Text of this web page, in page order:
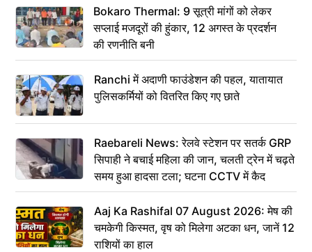
Bokaro Thermal: 9 सूत्री मांगों को लेकर
सप्लाई मजदूरों की हुंकार, 12 अगस्त के प्रदर्शन
की रणनीति बनी
Ranchi में अदाणी फाउंडेशन की पहल, यातायात
पुलिसकर्मियों को वितरित किए गए छाते
Raebareli News: रेलवे स्टेशन पर सतर्क GRP
सिपाही ने बचाई महिला की जान, चलती ट्रेन में चढ़ते
समय हुआ हादसा टला; घटना CCTV में कैद
Aaj Ka Rashifal 07 August 2026: मेष की
चमकेगी किस्मत, वृष को मिलेगा अटका धन, जानें 12
राशियों का हाल